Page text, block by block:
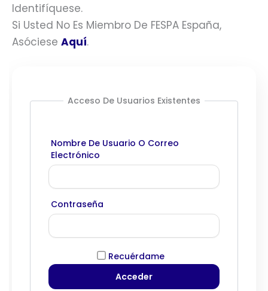
Identifíquese.
Si Usted No Es Miembro De FESPA España,
Asóciese Aquí.
Acceso De Usuarios Existentes
Nombre De Usuario O Correo
Electrónico
Contraseña
Recuérdame